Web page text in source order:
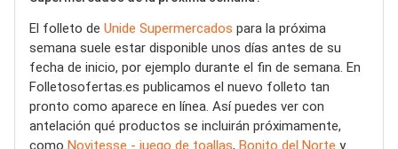
El folleto de Unide Supermercados para la próxima
semana suele estar disponible unos días antes de su
fecha de inicio, por ejemplo durante el fin de semana. En
Folletosofertas.es publicamos el nuevo folleto tan
pronto como aparece en línea. Así puedes ver con
antelación qué productos se incluirán próximamente,
como Novitesse - juego de toallas, Bonito del Norte y